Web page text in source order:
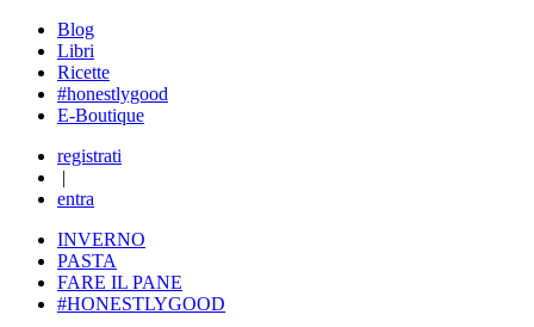
Blog
Libri
Ricette
#honestlygood
E-Boutique
registrati
|
entra
INVERNO
PASTA
FARE IL PANE
#HONESTLYGOOD